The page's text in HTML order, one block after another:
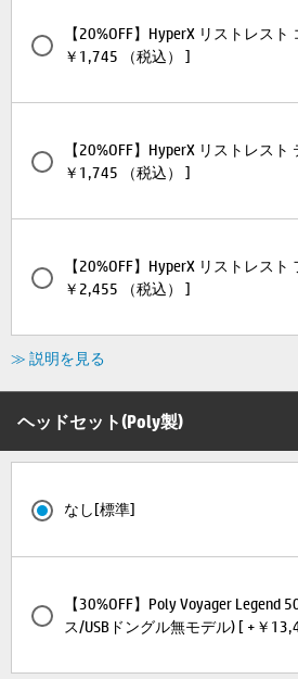
【20%OFF】HyperX リストレス
￥1,745 （税込） ]
【20%OFF】HyperX リストレス
￥1,745 （税込） ]
【20%OFF】HyperX リストレス
￥2,455 （税込） ]
≫ 説明を見る
ヘッドセット(Poly製)
なし[標準]
【30%OFF】Poly Voyager Legend
ス/USBドングル無モデル) [ +￥